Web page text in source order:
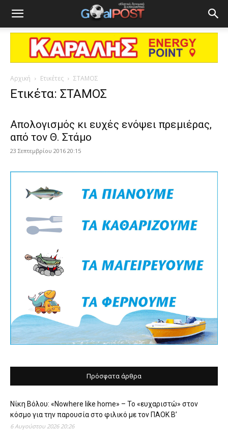
Αρχική Ετικέτες ΣΤΑΜΟΣ
Ετικέτα: ΣΤΑΜΟΣ
Απολογισμός κι ευχές ενόψει πρεμιέρας,
από τον Θ. Στάμο
23 Σεπτεμβρίου 2016 20:15
Πρόσφατα άρθρα
Νίκη Βόλου: «Nowhere like home» – Το «ευχαριστώ» στον
κόσμο για την παρουσία στο φιλικό με τον ΠΑΟΚ Β’
6 Αυγούστου 2026 20:26